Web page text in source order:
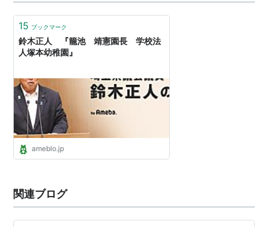
いや彼らの制作スタイルを通し、QUBITの音の魅力に迫
る。 Text：Kanako …
15 ブックマーク
鈴木正人 『籠池 靖憲園長 学校法
人塚本幼稚園』
ameblo.jp
関連ブログ